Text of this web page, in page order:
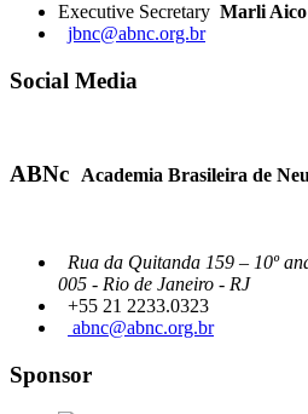
Executive Secretary Marli
jbnc@abnc.org.br
Social Media
ABNc Academia Brasileira de
Rua da Quitanda 159 – 10º
005 - Rio de Janeiro - RJ
+55 21 2233.0323
abnc@abnc.org.br
Sponsor